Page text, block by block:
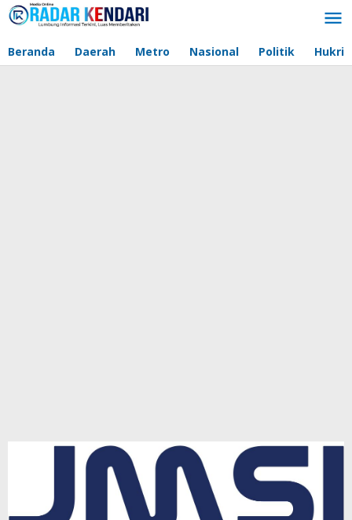
Lewati
ke
Beranda Daerah Metro Nasional Politik